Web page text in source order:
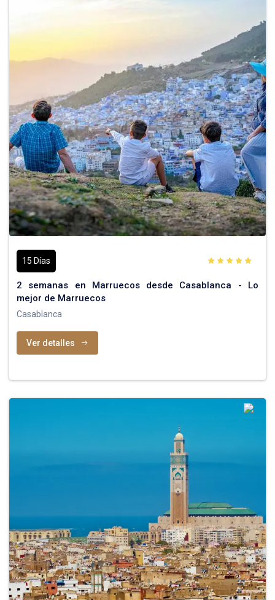
15 Días
2 semanas en Marruecos desde Casablanca - Lo
mejor de Marruecos
Casablanca
Ver detalles